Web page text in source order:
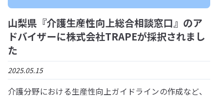
山梨県『介護生産性向上総合相談窓口』のア
ドバイザーに株式会社TRAPEが採択されまし
た
2025.05.15
介護分野における生産性向上ガイドラインの作成など、